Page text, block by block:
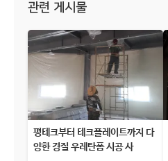
관련 게시물
평테크부터 테크플레이트까지 다
양한 경질 우레탄폼 시공 사